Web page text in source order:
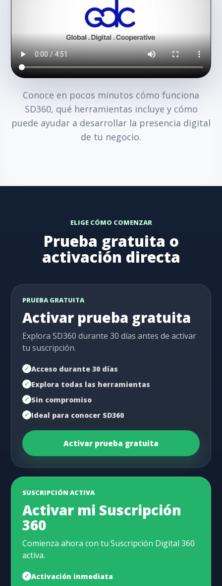
Conoce en pocos minutos cómo funciona
SD360, qué herramientas incluye y cómo
puede ayudar a desarrollar la presencia digital
de tu negocio.
ELIGE CÓMO COMENZAR
Prueba gratuita o
activación directa
PRUEBA GRATUITA
Activar prueba gratuita
Explora SD360 durante 30 días antes de activar
tu suscripción.
Acceso durante 30 días
Explora todas las herramientas
Sin compromiso
Ideal para conocer SD360
Activar prueba gratuita
SUSCRIPCIÓN ACTIVA
Activar mi Suscripción
360
Comienza ahora con tu Suscripción Digital 360
activa.
Activación inmediata